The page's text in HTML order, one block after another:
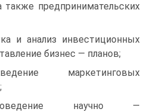
также предпринимательских
и анализ инвестиционных
биз­нес — планов;
маркетинговых
научно —